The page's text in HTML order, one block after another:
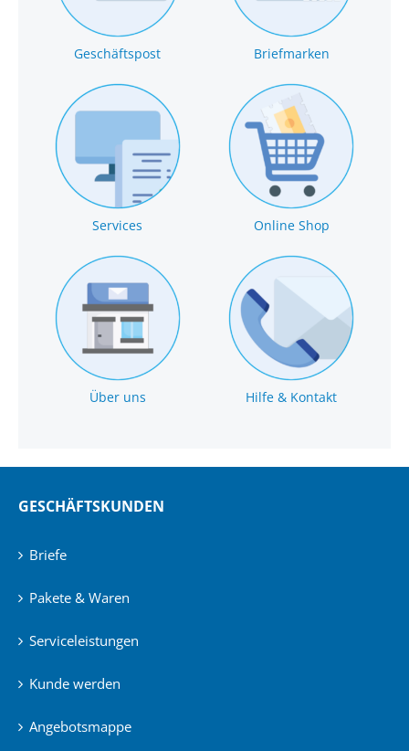
Geschäftspost Briefmarken
Services Online Shop
Über uns Hilfe & Kontakt
GESCHÄFTSKUNDEN
Briefe
Pakete & Waren
Serviceleistungen
Kunde werden
Angebotsmappe